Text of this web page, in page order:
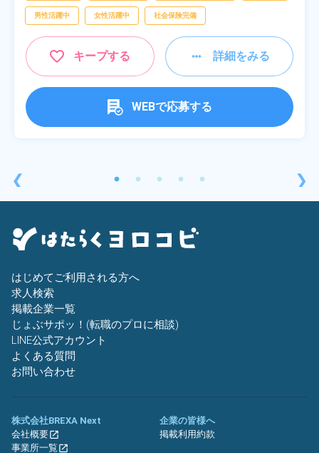
❮
男性活躍中 女性活躍中 社会保険完備
キープする 詳細をみる
WEBで応募する
❯
はじめてご利用される方へ
求人検索
掲載企業一覧
じょぶサポッ！(転職のプロに相談)
LINE公式アカウント
よくある質問
お問い合わせ
株式会社BREXA Next
会社概要
事業所一覧
企業の皆様へ
掲載利用約款